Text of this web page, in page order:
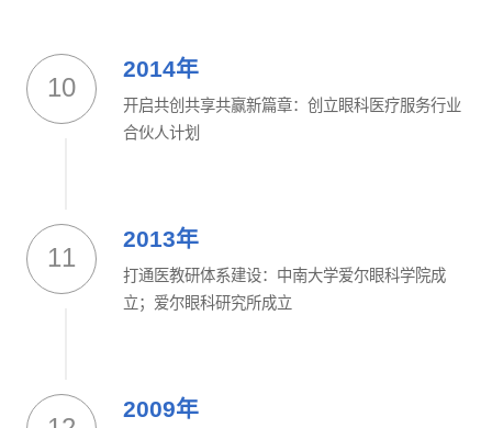
10
2014年
开启共创共享共赢新篇章：创立眼科医疗服务行业
合伙人计划
11
2013年
打通医教研体系建设：中南大学爱尔眼科学院成
立；爱尔眼科研究所成立
2009年